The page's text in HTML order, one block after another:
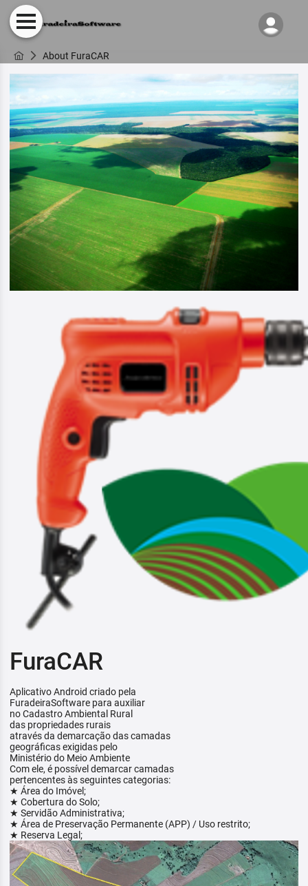
About FuraCAR
FuraCAR
Aplicativo Android criado pela
FuradeiraSoftware para auxiliar
no Cadastro Ambiental Rural
das propriedades rurais
através da demarcação das camadas
geográficas exigidas pelo
Ministério do Meio Ambiente
Com ele, é possível demarcar camadas
pertencentes às seguintes categorias:
★ Área do Imóvel;
★ Cobertura do Solo;
★ Servidão Administrativa;
★ Área de Preservação Permanente (APP) / Uso restrito;
★ Reserva Legal;